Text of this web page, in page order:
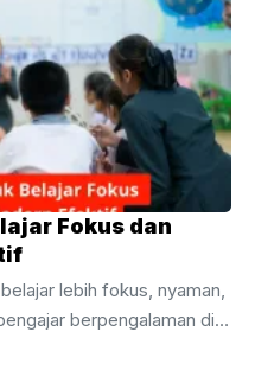
Persaingan
banyak pelajar
agar lebih mudah
itu, perkembangan sistem
belajar juga ikut
Fokus dan
lebih fokus, nyaman,
berpengalaman di
Belajar yang Lebih